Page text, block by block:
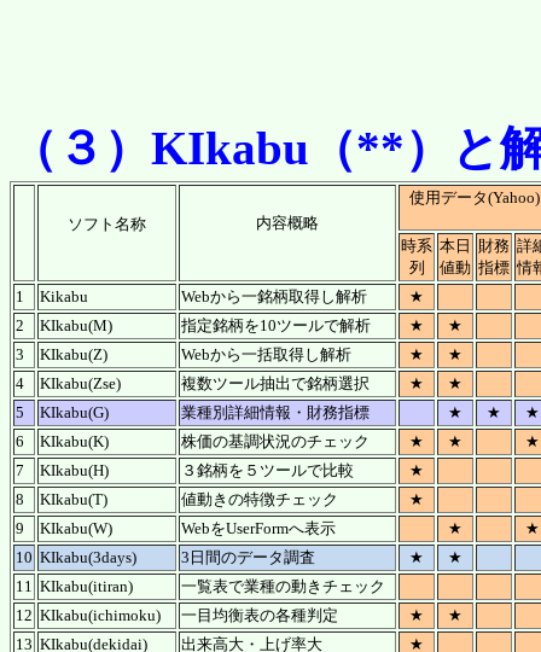
（３）KIkabu（**）と
ソフト名称 内容概略
使用データ(Yahoo)
時系
列
本日
値動
財務
指標
詳
情
1
Kikabu Webから一銘柄取得し解析
★
2
KIkabu(M) 指定銘柄を10ツールで解析 ★
★
3
KIkabu(Z) Webから一括取得し解析 ★
★
4
KIkabu(Zse) 複数ツール抽出で銘柄選択 ★
★
5
KIkabu(G) 業種別詳細情報・財務指標 ★ ★
★
6
KIkabu(K) 株価の基調状況のチェック ★ ★
★
7
KIkabu(H) ３銘柄を５ツールで比較
★
8
KIkabu(T) 値動きの特徴チェック
★
9
KIkabu(W) WebをUserFormへ表示 ★
★
10 KIkabu(3days) 3日間のデータ調査 ★
★
11 KIkabu(itiran)
一覧表で業種の動きチェック
12 KIkabu(ichimoku) 一目均衡表の各種判定 ★
★
13 KIkabu(dekidai) 出来高大・上げ率大
★